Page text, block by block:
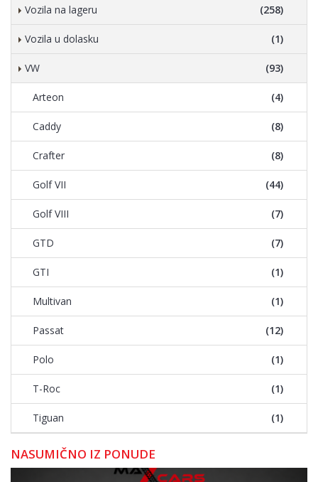
Vozila na lageru (258)
Vozila u dolasku (1)
VW (93)
Arteon (4)
Caddy (8)
Crafter (8)
Golf VII (44)
Golf VIII (7)
GTD (7)
GTI (1)
Multivan (1)
Passat (12)
Polo (1)
T-Roc (1)
Tiguan (1)
NASUMIČNO IZ PONUDE